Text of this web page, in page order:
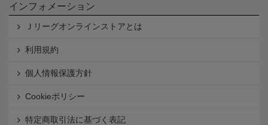
インフォメーション
Ｊリーグオンラインストアとは
利用規約
個人情報保護方針
Cookieポリシー
特定商取引法に基づく表記